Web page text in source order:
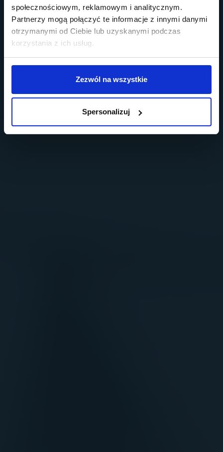
społecznościowym, reklamowym i analitycznym.
Partnerzy mogą połączyć te informacje z innymi danymi
otrzymanymi od Ciebie lub uzyskanymi podczas
korzystania z ich usług.
Zezwól na wszystkie
Spersonalizuj